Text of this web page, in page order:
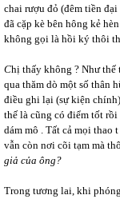
chai rượu đỏ (đêm tiền
đã cặp kè bên hông kẻ
không gọi là hồi ký thôi
Chị thấy không ? Như thế
qua thăm dò một số thân
điều ghi lại (sự kiện
thế là cũng có điểm tốt
dám mô . Tất cả mọi thao
vẫn còn nơi cõi tạm mà
giả của ông?
Trong tương lai, khi